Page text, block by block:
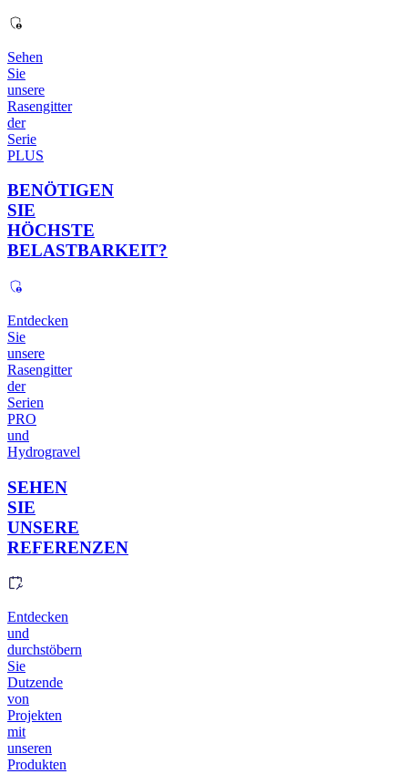
Sehen
Sie
unsere
Rasengitter
der
Serie
PLUS
BENÖTIGEN
SIE
HÖCHSTE
BELASTBARKEIT?
Entdecken
Sie
unsere
Rasengitter
der
Serien
PRO
und
Hydrogravel
SEHEN
SIE
UNSERE
REFERENZEN
Entdecken
und
durchstöbern
Sie
Dutzende
von
Projekten
mit
unseren
Produkten